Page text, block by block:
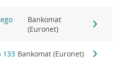
Bankomat
(Euronet)
133 Bankomat (Euronet)